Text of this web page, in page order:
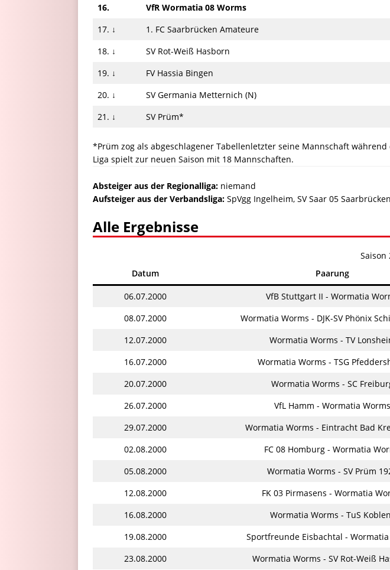
16.
VfR Wormatia 08 Worms
17. ↓
1. FC Saarbrücken Amateure
18. ↓
SV Rot-Weiß Hasborn
19. ↓
FV Hassia Bingen
20. ↓
SV Germania Metternich (N)
21. ↓
SV Prüm*
*Prüm zog als abgeschlagener Tabellenletzter seine Mannschaft
Liga spielt zur neuen Saison mit 18 Mannschaften.
Absteiger aus der Regionalliga: niemand
Aufsteiger aus der Verbandsliga: SpVgg Ingelheim, SV Saar 05
Alle Ergebnisse
Saison
Datum
Paarung
06.07.2000 VfB Stuttgart II - Wormatia
08.07.2000
Wormatia Worms - DJK-SV Phönix
12.07.2000
Wormatia Worms - TV
16.07.2000
Wormatia Worms - TSG
20.07.2000
Wormatia Worms - SC
26.07.2000
VfL Hamm - Wormatia Worms
29.07.2000
Wormatia Worms - Eintracht Bad
02.08.2000
FC 08 Homburg - Wormatia
05.08.2000
Wormatia Worms - SV Prüm
12.08.2000
FK 03 Pirmasens - Wormatia
16.08.2000
Wormatia Worms - TuS
19.08.2000
Sportfreunde Eisbachtal -
23.08.2000
Wormatia Worms - SV Rot-Weiß